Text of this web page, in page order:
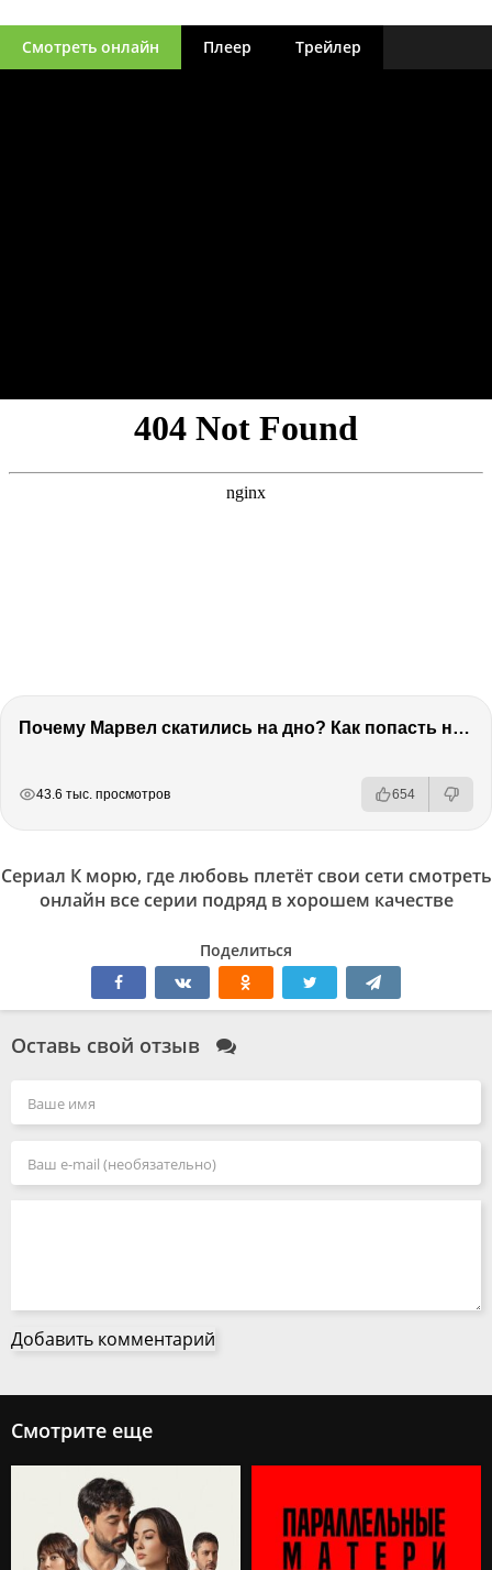
Смотреть онлайн Плеер Трейлер
Почему Марвел скатились на дно? Как попасть на канал 2х2. Коля из КиноАфиши
43.6 тыс. просмотров 654
Сериал К морю, где любовь плетёт свои сети смотреть
онлайн все серии подряд в хорошем качестве
Поделиться
Оставь свой отзыв
Добавить комментарий
Смотрите еще